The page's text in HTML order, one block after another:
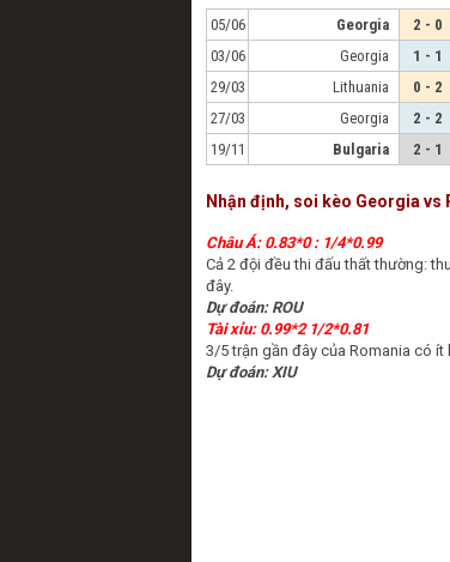
05/06 Georgia 2 - 0
03/06
Georgia 1 - 1
29/03
Lithuania 0 - 2
27/03
Georgia 2 - 2
19/11
Bulgaria 2 - 1
Nhận định, soi kèo Georgia vs
Châu Á: 0.83*0 : 1/4*0.99
Cả 2 đội đều thi đấu thất thường:
đây.
Dự đoán: ROU
Tài xỉu: 0.99*2 1/2*0.81
3/5 trận gần đây của Romania có
Dự đoán: XIU